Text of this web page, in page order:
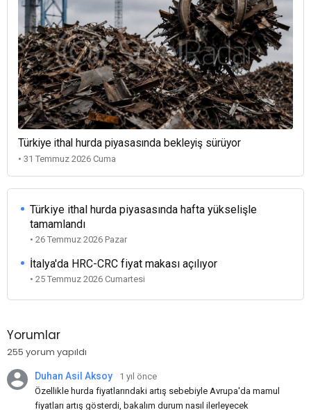
Türkiye ithal hurda piyasasında bekleyiş sürüyor
• 31 Temmuz 2026 Cuma
Türkiye ithal hurda piyasasında hafta yükselişle
tamamlandı
• 26 Temmuz 2026 Pazar
İtalya'da HRC-CRC fiyat makası açılıyor
• 25 Temmuz 2026 Cumartesi
Yorumlar
255 yorum yapıldı
Duhan Asil Aksoy
1 yıl önce
Özellikle hurda fiyatlarındaki artış sebebiyle Avrupa'da mamul
fiyatları artış gösterdi, bakalım durum nasıl ilerleyecek